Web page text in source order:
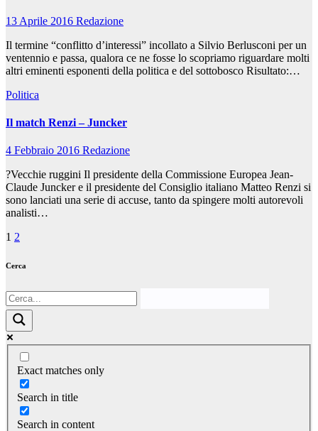
13 Aprile 2016 Redazione
Il termine “conflitto d’interessi” incollato a Silvio Berlusconi per un
ventennio e passa, qualora ce ne fosse lo scopriamo riguardare molti
altri eminenti esponenti della politica e del sottobosco Risultato:…
Politica
Il match Renzi – Juncker
4 Febbraio 2016 Redazione
?Vecchie ruggini Il presidente della Commissione Europea Jean-
Claude Juncker e il presidente del Consiglio italiano Matteo Renzi si
sono lanciati una serie di accuse, tanto da spingere molti autorevoli
analisti…
Paginazione
degli
1 2
Cerca
Exact matches only
Search in title
Search in content